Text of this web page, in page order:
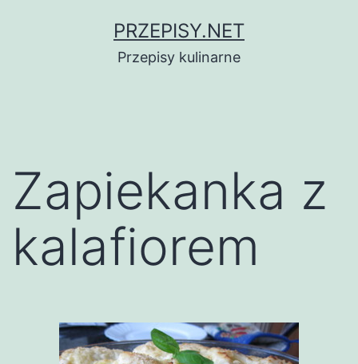
PRZEPISY.NET
Przepisy kulinarne
Zapiekanka z
kalafiorem